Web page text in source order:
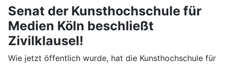
Senat der Kunsthochschule für
Medien Köln beschließt
Zivilklausel!
Wie jetzt öffentlich wurde, hat die Kunsthochschule für